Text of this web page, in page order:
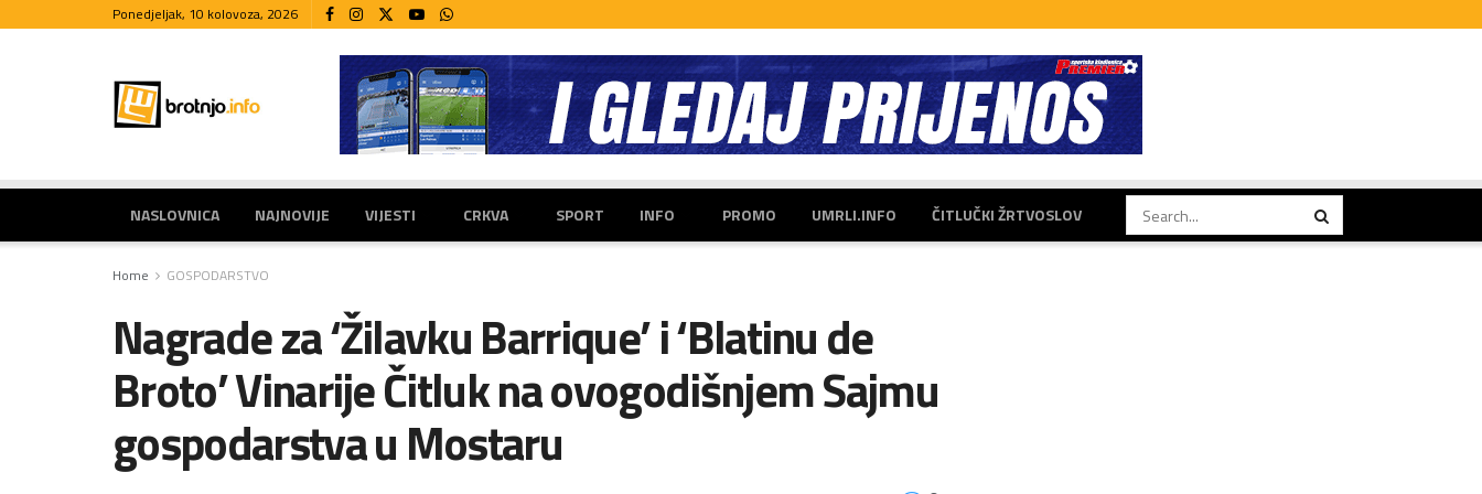
Ponedjeljak, 10 kolovoza, 2026
NASLOVNICA NAJNOVIJE VIJESTI CRKVA SPORT INFO PROMO UMRLI.INFO ČITLUČKI ŽRTVOSLOV
Home GOSPODARSTVO
Nagrade za ‘Žilavku Barrique’ i ‘Blatinu de
Broto’ Vinarije Čitluk na ovogodišnjem Sajmu
gospodarstva u Mostaru